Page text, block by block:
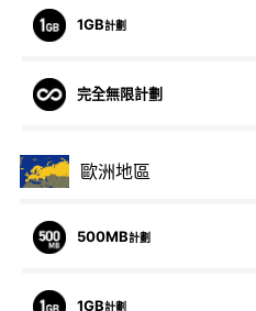
1GB計劃
完全無限計劃
歐洲地區
500MB計劃
1GB計劃